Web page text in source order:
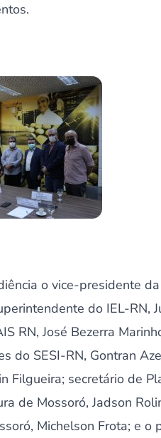
o vice-presidente
do IEL-RN,
RN, José Bezerra
do SESI-RN, Gontran
Filgueira; secretário de
de Mossoró, Jadson
Michelson Frota; e